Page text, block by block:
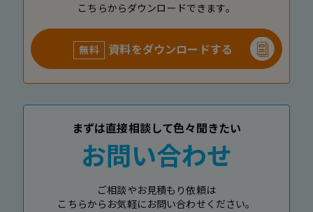
こちらからダウンロードできます。
無料 資料をダウンロードする
まずは直接相談して色々聞きたい
お問い合わせ
ご相談やお見積もり依頼は
こちらからお気軽にお問い合わせください。